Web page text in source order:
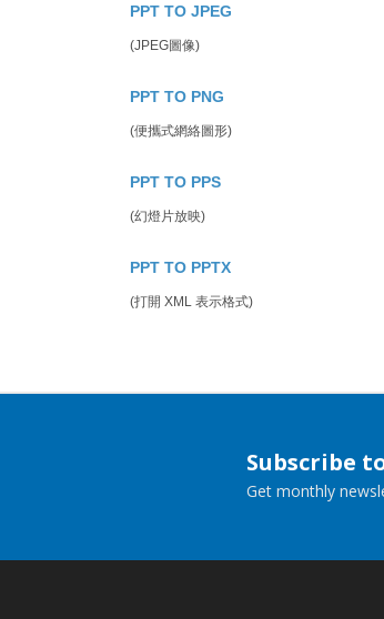
PPT TO JPEG
(JPEG圖像)
PPT TO PNG
(便攜式網絡圖形)
PPT TO PPS
(幻燈片放映)
PPT TO PPTX
(打開 XML 表示格式)
Subscribe
Get monthly